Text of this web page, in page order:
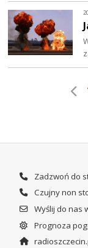
Zadzwoń do
Czujny non
Wyślij do nas
Prognoza